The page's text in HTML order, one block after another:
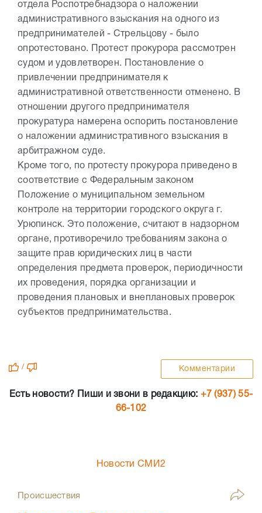
отдела Роспотребнадзора о наложении
административного взыскания на одного из
предпринимателей - Стрельцову - было
опротестовано. Протест прокурора рассмотрен
судом и удовлетворен. Постановление о
привлечении предпринимателя к
административной ответственности отменено. В
отношении другого предпринимателя
прокуратура намерена оспорить постановление
о наложении административного взыскания в
арбитражном суде.
Кроме того, по протесту прокурора приведено в
соответствие с Федеральным законом
Положение о муниципальном земельном
контроле на территории городского округа г.
Урюпинск. Это положение, считают в надзорном
органе, противоречило требованиям закона о
защите прав юридических лиц в части
определения предмета проверок, периодичности
их проведения, порядка организации и
проведения плановых и внеплановых проверок
субъектов предпринимательства.
/ Комментарии
Есть новости? Пиши и звони в редакцию: +7 (937) 55-
66-102
Новости СМИ2
Происшествия